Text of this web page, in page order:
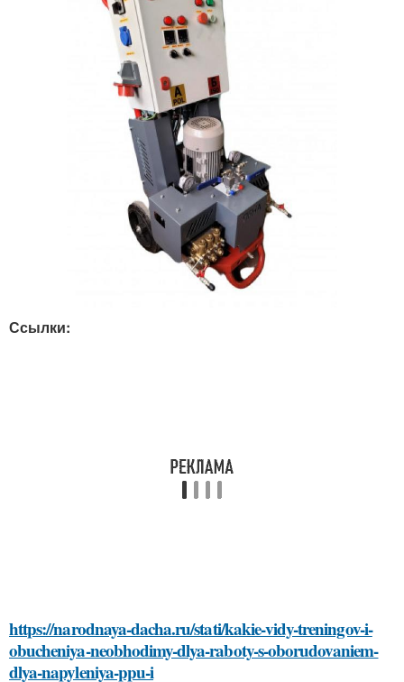
Ссылки:
https://narodnaya-dacha.ru/stati/kakie-vidy-treningov-i-
obucheniya-neobhodimy-dlya-raboty-s-oborudovaniem-
dlya-napyleniya-ppu-i